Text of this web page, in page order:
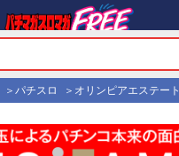
パチスロ オリンピアエステート